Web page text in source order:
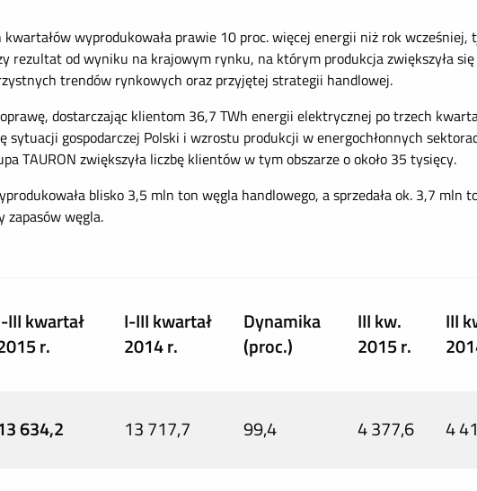
wyprodukowała prawie 10 proc. więcej energii niż rok wcześniej,
rezultat od wyniku na krajowym rynku, na którym produkcja zwiększyła
trendów rynkowych oraz przyjętej strategii handlowej.
dostarczając klientom 36,7 TWh energii elektrycznej po trzech
gospodarczej Polski i wzrostu produkcji w energochłonnych
TAURON zwiększyła liczbę klientów w tym obszarze o około 35 tysięcy.
blisko 3,5 mln ton węgla handlowego, a sprzedała ok. 3,7 mln
zapasów węgla.
III kwartał
r.
I-III kwartał
2014 r.
Dynamika
(proc.)
III kw.
2015 r.
III
634,2 13 717,7 99,4 4 377,6 4